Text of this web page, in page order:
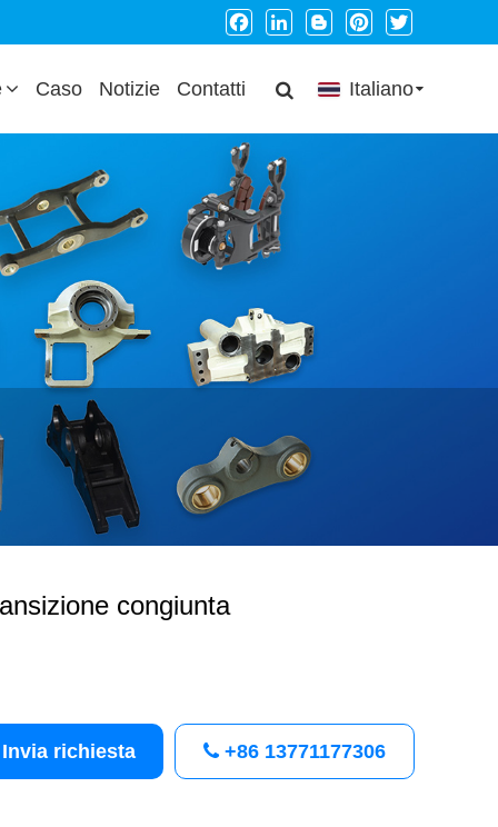
Facebook
LinkedInBloggerPinterestTwitter
Caso Notizie Contatti Italiano
congiunta
Invia richiesta +86 13771177306